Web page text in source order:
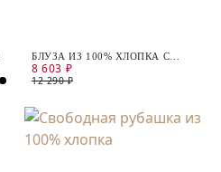
БЛУЗА ИЗ 100% ХЛОПКА С
СЕРЕБРЯНЫМ НАПЫЛЕНИЕМ
8 603 ₽
12 290 ₽